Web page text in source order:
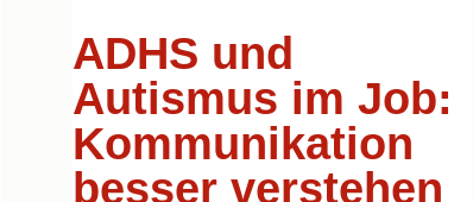
ADHS und
Autismus im Job:
Kommunikation
besser verstehen